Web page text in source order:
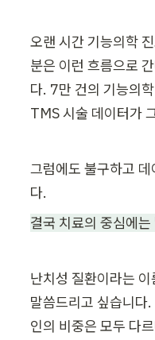
오랜 시간 기능의학
분은 이런 흐름으로
다. 7만 건의 기능의
TMS 시술 데이터가
그럼에도 불구하고
다.
결국 치료의 중심에는
난치성 질환이라는
말씀드리고 싶습니다
인의 비중은 모두 다